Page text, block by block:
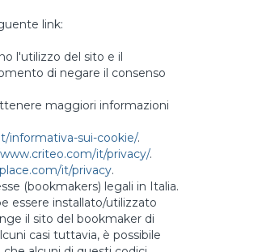
link:
l'utilizzo del sito e il
di negare il consenso
maggiori informazioni
informativa-sui-cookie/.
it/privacy/.
it/privacy.
(bookmakers) legali in Italia.
essere installato/utilizzato
il sito del bookmaker di
casi tuttavia, è possibile